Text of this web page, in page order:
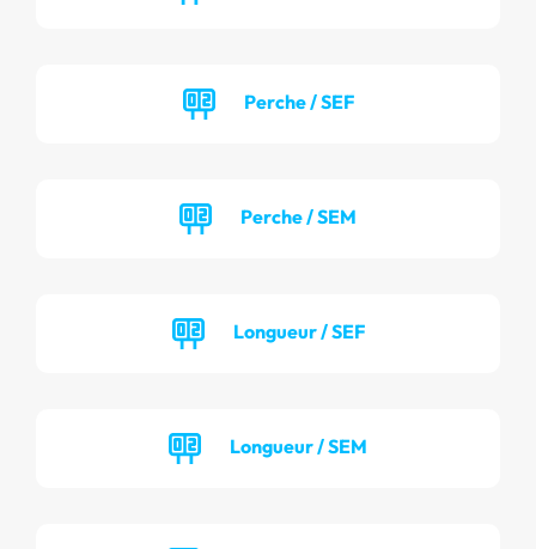
Perche / SEF
Perche / SEM
Longueur / SEF
Longueur / SEM